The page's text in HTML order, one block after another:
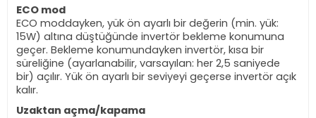
ECO mod
ECO moddayken, yük ön ayarlı bir değerin (min. yük:
15W) altına düştüğünde invertör bekleme konumuna
geçer. Bekleme konumundayken invertör, kısa bir
süreliğine (ayarlanabilir, varsayılan: her 2,5 saniyede
bir) açılır. Yük ön ayarlı bir seviyeyi geçerse invertör açık
kalır.
Uzaktan açma/kapama